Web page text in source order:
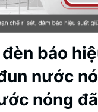
báo
nước
nóng